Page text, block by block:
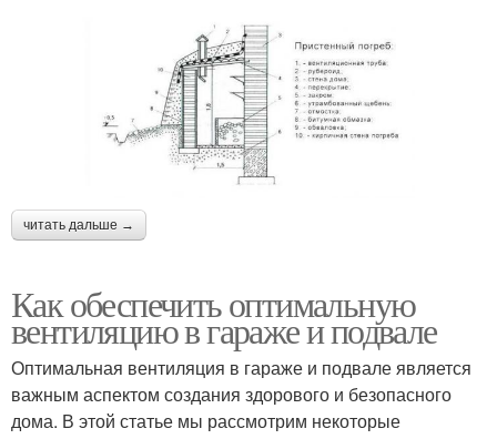
читать дальше →
Как обеспечить оптимальную
вентиляцию в гараже и подвале
Оптимальная вентиляция в гараже и подвале является
важным аспектом создания здорового и безопасного
дома. В этой статье мы рассмотрим некоторые